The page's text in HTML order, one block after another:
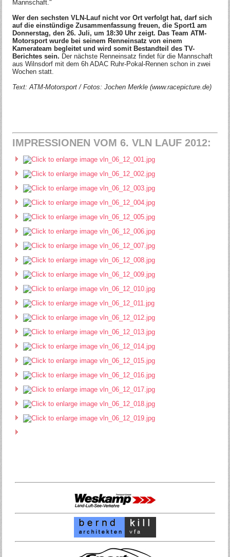
Mannschaft."
Wer den sechsten VLN-Lauf nicht vor Ort verfolgt hat, darf sich
auf die einstündige Zusammenfassung freuen, die Sport1 am
Donnerstag, den 26. Juli, um 18:30 Uhr zeigt. Das Team ATM-
Motorsport wurde bei seinem Renneinsatz von einem
Kamerateam begleitet und wird somit Bestandteil des TV-
Berichtes sein. Der nächste Renneinsatz findet für die Mannschaft
aus Wilnsdorf mit dem 6h ADAC Ruhr-Pokal-Rennen schon in zwei
Wochen statt.
Text: ATM-Motorsport / Fotos: Jochen Merkle (www.racepicture.de)
IMPRESSIONEN VOM 6. VLN LAUF 2012: